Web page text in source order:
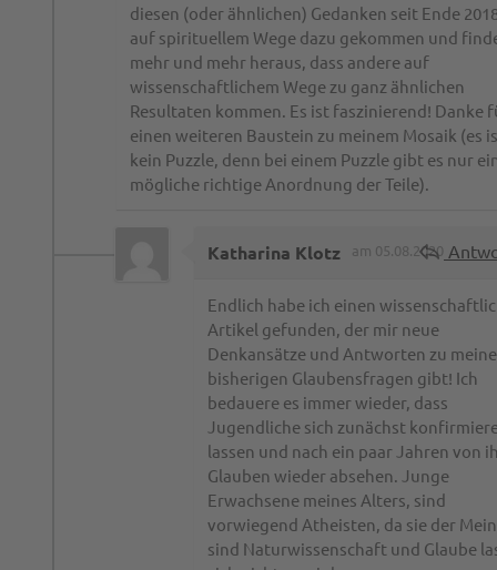
diesen (oder ähnlichen) Gedanken seit Ende
auf spirituellem Wege dazu gekommen und
mehr und mehr heraus, dass andere auf
wissenschaftlichem Wege zu ganz ähnlichen
Resultaten kommen. Es ist faszinierend! Danke
einen weiteren Baustein zu meinem Mosaik (es
kein Puzzle, denn bei einem Puzzle gibt es nur
mögliche richtige Anordnung der Teile).
Katharina Klotz am 05.08.2020
Endlich habe ich einen
Artikel gefunden, der mir neue
Denkansätze und Antworten zu
bisherigen Glaubensfragen gibt! Ich
bedauere es immer wieder, dass
Jugendliche sich zunächst
lassen und nach ein paar Jahren von
Glauben wieder absehen. Junge
Erwachsene meines Alters, sind
vorwiegend Atheisten, da sie der
sind Naturwissenschaft und Glaube